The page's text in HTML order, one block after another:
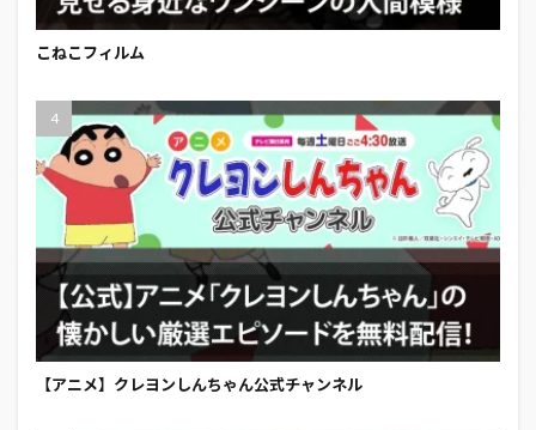
こねこフィルム
【アニメ】クレヨンしんちゃん公式チャンネル